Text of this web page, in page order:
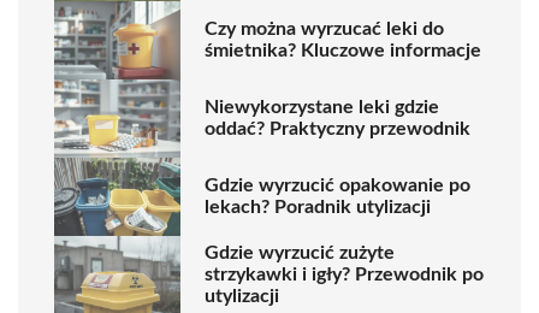
Czy można wyrzucać leki do
śmietnika? Kluczowe informacje
Niewykorzystane leki gdzie
oddać? Praktyczny przewodnik
Gdzie wyrzucić opakowanie po
lekach? Poradnik utylizacji
Gdzie wyrzucić zużyte
strzykawki i igły? Przewodnik po
utylizacji